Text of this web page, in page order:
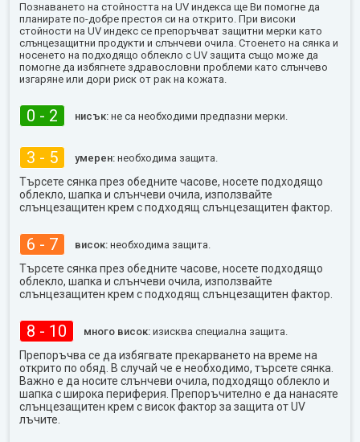
Познаването на стойността на UV индекса ще Ви помогне да
планирате по-добре престоя си на открито. При високи
стойности на UV индекс се препоръчват защитни мерки като
слънцезащитни продукти и слънчеви очила. Стоенето на сянка и
носенето на подходящо облекло с UV защита също може да
помогне да избягнете здравословни проблеми като слънчево
изгаряне или дори риск от рак на кожата.
0 - 2 нисък: не са необходими предпазни мерки.
3 - 5 умерен: необходима защита.
Търсете сянка през обедните часове, носете подходящо
облекло, шапка и слънчеви очила, използвайте
слънцезащитен крем с подходящ слънцезащитен фактор.
6 - 7 висок: необходима защита.
Търсете сянка през обедните часове, носете подходящо
облекло, шапка и слънчеви очила, използвайте
слънцезащитен крем с подходящ слънцезащитен фактор.
8 - 10 много висок: изисква специална защита.
Препоръчва се да избягвате прекарването на време на
открито по обяд. В случай че е необходимо, търсете сянка.
Важно е да носите слънчеви очила, подходящо облекло и
шапка с широка периферия. Препоръчително е да нанасяте
слънцезащитен крем с висок фактор за защита от UV
лъчите.